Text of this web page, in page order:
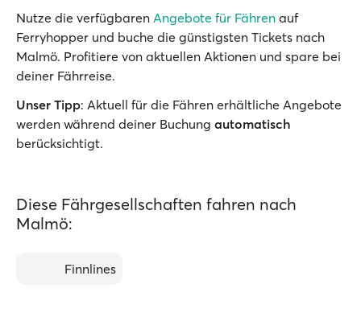
Nutze die verfügbaren Angebote für Fähren auf
Ferryhopper und buche die günstigsten Tickets nach
Malmö. Profitiere von aktuellen Aktionen und spare bei
deiner Fährreise.
Unser Tipp: Aktuell für die Fähren erhältliche Angebote
werden während deiner Buchung automatisch
berücksichtigt.
Diese Fährgesellschaften fahren nach
Malmö:
Finnlines